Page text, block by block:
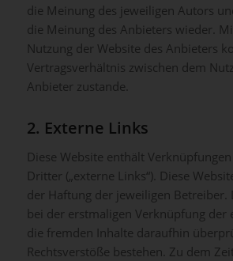
die Meinung des jeweiligen Autors
die Meinung des Anbieters wieder.
Nutzung der Website des Anbieters
Vertragsverhältnis zwischen dem
Anbieter zustande.
2. Externe Links
Diese Website enthält
Dritter („externe Links“). Diese
der Haftung der jeweiligen Betreiber.
bei der erstmaligen Verknüpfung der
die fremden Inhalte daraufhin
Rechtsverstöße bestehen. Zu dem